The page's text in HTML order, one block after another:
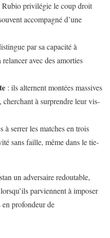
Rubio privilégie le coup droit
accompagné d’une
par sa capacité à
avec des amorties
: ils alternent montées massives
à surprendre leur vis-
à serrer les matches en trois
sans faille, même dans le tie-
un adversaire redoutable,
parviennent à imposer
profondeur de